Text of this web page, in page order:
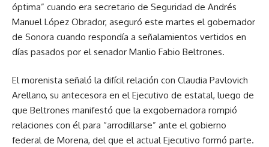
óptima” cuando era secretario de Seguridad de Andrés
Manuel López Obrador, aseguró este martes el gobernador
de Sonora cuando respondía a señalamientos vertidos en
días pasados por el senador Manlio Fabio Beltrones.
El morenista señaló la difícil relación con Claudia Pavlovich
Arellano, su antecesora en el Ejecutivo de estatal, luego de
que Beltrones manifestó que la exgobernadora rompió
relaciones con él para “arrodillarse” ante el gobierno
federal de Morena, del que el actual Ejecutivo formó parte.